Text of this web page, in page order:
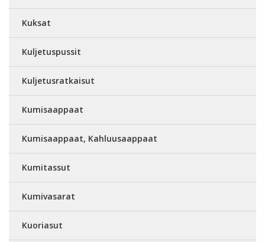
Kuksat
Kuljetuspussit
Kuljetusratkaisut
Kumisaappaat
Kumisaappaat, Kahluusaappaat
Kumitassut
Kumivasarat
Kuoriasut